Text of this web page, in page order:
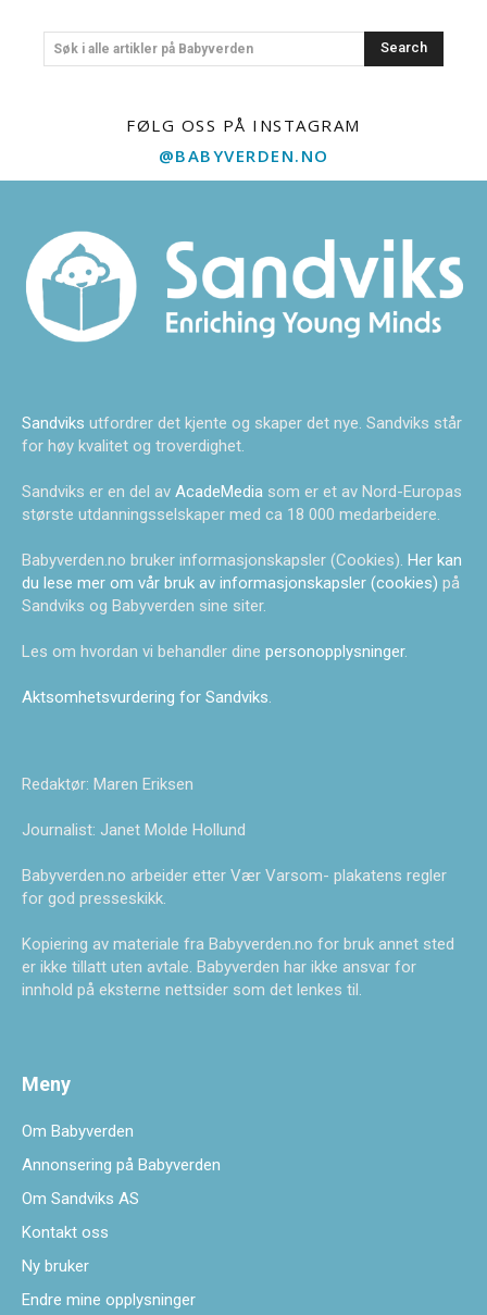
Søk i alle artikler på Babyverden Search
FØLG OSS PÅ INSTAGRAM
@BABYVERDEN.NO
Sandviks utfordrer det kjente og skaper det nye. Sandviks står
for høy kvalitet og troverdighet.
Sandviks er en del av AcadeMedia som er et av Nord-Europas
største utdanningsselskaper med ca 18 000 medarbeidere.
Babyverden.no bruker informasjonskapsler (Cookies). Her kan
du lese mer om vår bruk av informasjonskapsler (cookies) på
Sandviks og Babyverden sine siter.
Les om hvordan vi behandler dine personopplysninger.
Aktsomhetsvurdering for Sandviks.
Redaktør: Maren Eriksen
Journalist: Janet Molde Hollund
Babyverden.no arbeider etter Vær Varsom- plakatens regler
for god presseskikk.
Kopiering av materiale fra Babyverden.no for bruk annet sted
er ikke tillatt uten avtale. Babyverden har ikke ansvar for
innhold på eksterne nettsider som det lenkes til.
Meny
Om Babyverden
Annonsering på Babyverden
Om Sandviks AS
Kontakt oss
Ny bruker
Endre mine opplysninger